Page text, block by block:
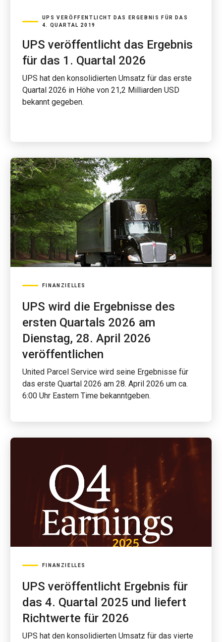
UPS VERÖFFENTLICHT DAS ERGEBNIS FÜR DAS
4. QUARTAL 2019
UPS veröffentlicht das Ergebnis
für das 1. Quartal 2026
UPS hat den konsolidierten Umsatz für das erste
Quartal 2026 in Höhe von 21,2 Milliarden USD
bekannt gegeben.
FINANZIELLES
UPS wird die Ergebnisse des
ersten Quartals 2026 am
Dienstag, 28. April 2026
veröffentlichen
United Parcel Service wird seine Ergebnisse für
das erste Quartal 2026 am 28. April 2026 um ca.
6:00 Uhr Eastern Time bekanntgeben.
FINANZIELLES
UPS veröffentlicht Ergebnis für
das 4. Quartal 2025 und liefert
Richtwerte für 2026
UPS hat den konsolidierten Umsatz für das vierte